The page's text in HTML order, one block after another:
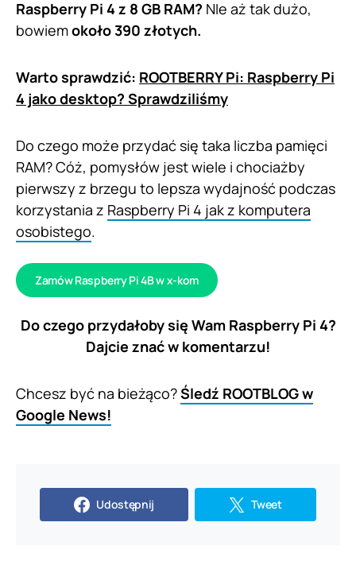
Raspberry Pi 4 z 8 GB RAM? NIe aż tak dużo,
bowiemokoło 390 złotych.
Warto sprawdzić: ROOTBERRY Pi: Raspberry Pi
4 jako desktop? Sprawdziliśmy
Do czego może przydać się taka liczba pamięci
RAM? Cóż, pomysłów jest wiele i chociażby
pierwszy z brzegu to lepsza wydajność podczas
korzystania z Raspberry Pi 4 jak z komputera
osobistego.
Zamów Raspberry Pi 4B w x-kom
Do czego przydałoby się Wam Raspberry Pi 4?
Dajcie znać w komentarzu!
Chcesz być na bieżąco?Śledź ROOTBLOG w
Google News!
Udostępnij Tweet